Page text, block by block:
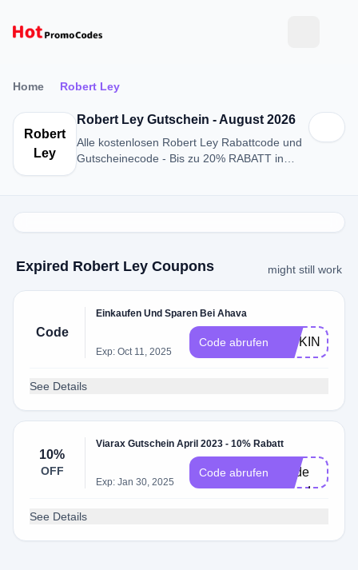
Home Robert Ley
Robert
Ley
Robert Ley Gutschein - August 2026
Alle kostenlosen Robert Ley Rabattcode und
Gutscheinecode - Bis zu 20% RABATT in
Expired Robert Ley Coupons might still work
Code
Einkaufen Und Sparen Bei Ahava
Exp: Oct 11, 2025
Code abrufen WSKIN
See Details
10%
OFF
Viarax Gutschein April 2023 - 10% Rabatt
Exp: Jan 30, 2025
Code abrufen
Code
erforderlich
See Details